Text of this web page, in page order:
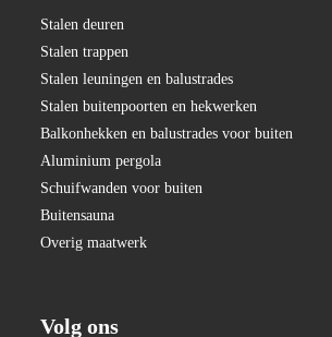
Stalen deuren
Stalen trappen
Stalen leuningen en balustrades
Stalen buitenpoorten en hekwerken
Balkonhekken en balustrades voor buiten
Aluminium pergola
Schuifwanden voor buiten
Buitensauna
Overig maatwerk
Volg ons